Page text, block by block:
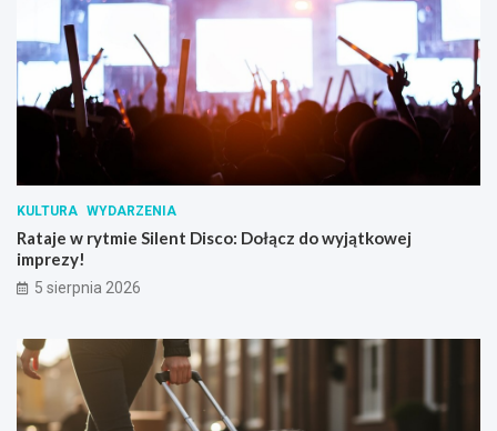
KULTURA WYDARZENIA
Rataje w rytmie Silent Disco: Dołącz do wyjątkowej
imprezy!
5 sierpnia 2026